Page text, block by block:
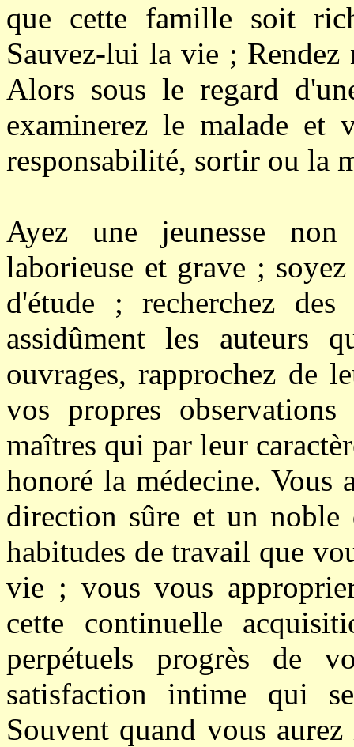
que cette famille soit
Sauvez-lui la vie ;
Alors sous le regard
examinerez le malade et
responsabilité, sortir ou la
Ayez une jeunesse
laborieuse et grave ;
d'étude ; recherchez
assidûment les auteurs
ouvrages, rapprochez de
vos propres
maîtres qui par leur
honoré la médecine. Vous
direction sûre et un noble
habitudes de travail que
vie ; vous vous
cette continuelle
perpétuels progrès de
satisfaction intime qui
Souvent quand vous